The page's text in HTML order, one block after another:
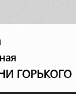
ГОРЬКОГО